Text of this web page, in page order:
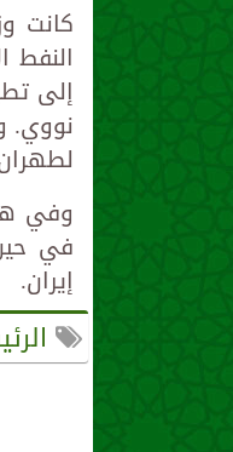
كانت
إلى
نووي.
وفي
في
إيران.